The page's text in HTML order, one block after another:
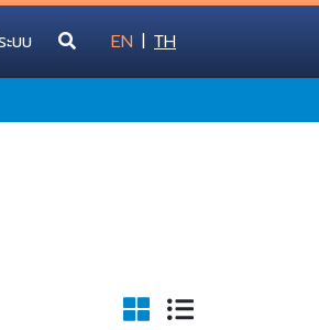
ะบบ(current) EN | TH